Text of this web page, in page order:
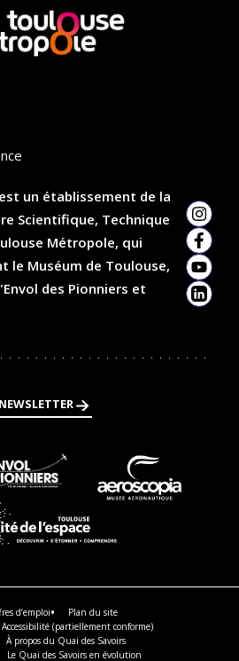
En
savoir
plus
un établissement de la
Scientifique, Technique
Métropole, qui
le Muséum de Toulouse,
des Pionniers et
d’emploi
Plan du site
Accessibilité (partiellement conforme)
À propos du Quai des Savoirs
Le Quai des Savoirs en évolution